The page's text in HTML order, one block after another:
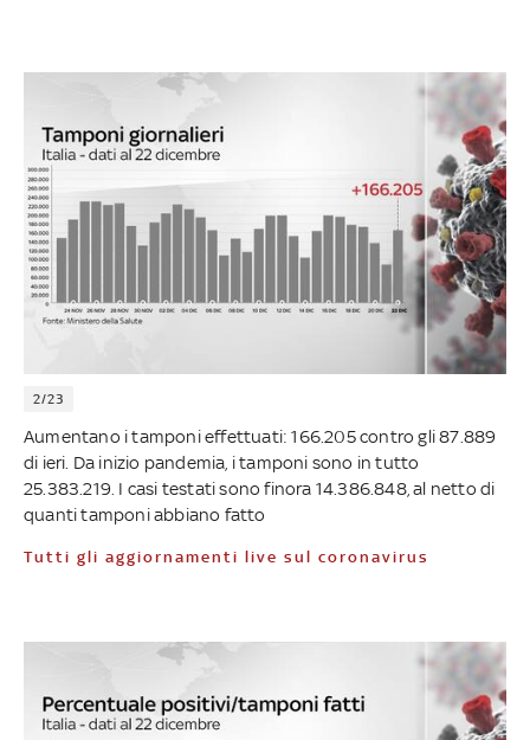
2/23
Aumentano i tamponi effettuati: 166.205 contro gli 87.889
di ieri. Da inizio pandemia, i tamponi sono in tutto
25.383.219. I casi testati sono finora 14.386.848, al netto di
quanti tamponi abbiano fatto
Tutti gli aggiornamenti live sul coronavirus